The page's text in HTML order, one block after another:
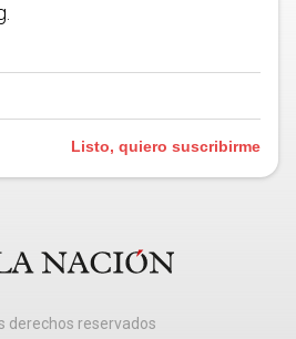
Listo, quiero suscribirme
derechos reservados